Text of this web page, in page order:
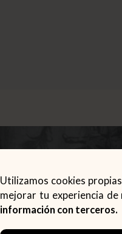
Utilizamos cookies
mejorar tu experiencia de
información con terceros.